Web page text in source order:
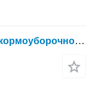
Крестовина карданного вала для кормоуборочного комбайна Krone Big X 630